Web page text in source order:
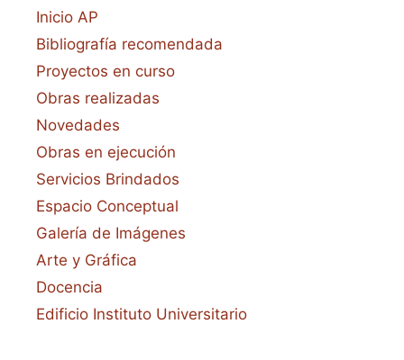
Inicio AP
Bibliografía recomendada
Proyectos en curso
Obras realizadas
Novedades
Obras en ejecución
Servicios Brindados
Espacio Conceptual
Galería de Imágenes
Arte y Gráfica
Docencia
Edificio Instituto Universitario